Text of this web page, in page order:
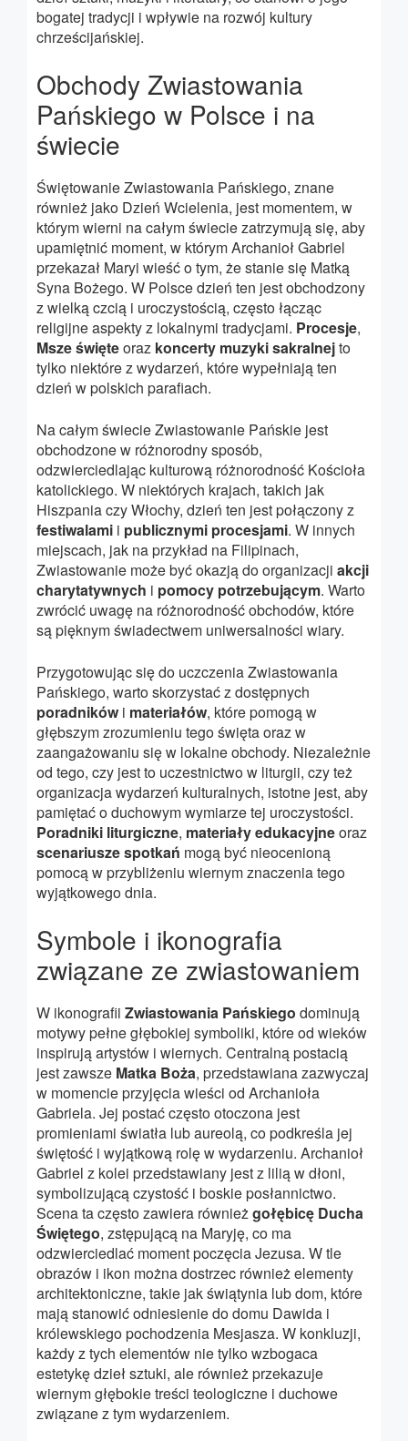
bogatej tradycji i wpływie na rozwój kultury
chrześcijańskiej.
Obchody Zwiastowania
Pańskiego w Polsce i na
świecie
Świętowanie Zwiastowania Pańskiego, znane
również jako Dzień Wcielenia, jest momentem, w
którym wierni na całym świecie zatrzymują się, aby
upamiętnić moment, w którym Archanioł Gabriel
przekazał Maryi wieść o tym, że stanie się Matką
Syna Bożego. W Polsce dzień ten jest obchodzony
z wielką czcią i uroczystością, często łącząc
religijne aspekty z lokalnymi tradycjami. Procesje,
Msze święteoraz koncerty muzyki sakralnejto
tylko niektóre z wydarzeń, które wypełniają ten
dzień w polskich parafiach.
Na całym świecie Zwiastowanie Pańskie jest
obchodzone w różnorodny sposób,
odzwierciedlając kulturową różnorodność Kościoła
katolickiego. W niektórych krajach, takich jak
Hiszpania czy Włochy, dzień ten jest połączony z
festiwalami i publicznymi procesjami. W innych
miejscach, jak na przykład na Filipinach,
Zwiastowanie może być okazją do organizacji akcji
charytatywnych i pomocy potrzebującym. Warto
zwrócić uwagę na różnorodność obchodów, które
są pięknym świadectwem uniwersalności wiary.
Przygotowując się do uczczenia Zwiastowania
Pańskiego, warto skorzystać z dostępnych
poradników i materiałów, które pomogą w
głębszym zrozumieniu tego święta oraz w
zaangażowaniu się w lokalne obchody. Niezależnie
od tego, czy jest to uczestnictwo w liturgii, czy też
organizacja wydarzeń kulturalnych, istotne jest, aby
pamiętać o duchowym wymiarze tej uroczystości.
Poradniki liturgiczne, materiały edukacyjneoraz
scenariusze spotkań mogą być nieocenioną
pomocą w przybliżeniu wiernym znaczenia tego
wyjątkowego dnia.
Symbole i ikonografia
związane ze zwiastowaniem
W ikonografii Zwiastowania Pańskiego dominują
motywy pełne głębokiej symboliki, które od wieków
inspirują artystów i wiernych. Centralną postacią
jest zawsze Matka Boża, przedstawiana zazwyczaj
w momencie przyjęcia wieści od Archanioła
Gabriela. Jej postać często otoczona jest
promieniami światła lub aureolą, co podkreśla jej
świętość i wyjątkową rolę w wydarzeniu. Archanioł
Gabriel z kolei przedstawiany jest z lilią w dłoni,
symbolizującą czystość i boskie posłannictwo.
Scena ta często zawiera równieżgołębicę Ducha
Świętego, zstępującą na Maryję, co ma
odzwierciedlać moment poczęcia Jezusa. W tle
obrazów i ikon można dostrzec również elementy
architektoniczne, takie jak świątynia lub dom, które
mają stanowić odniesienie do domu Dawida i
królewskiego pochodzenia Mesjasza. W konkluzji,
każdy z tych elementów nie tylko wzbogaca
estetykę dzieł sztuki, ale również przekazuje
wiernym głębokie treści teologiczne i duchowe
związane z tym wydarzeniem.